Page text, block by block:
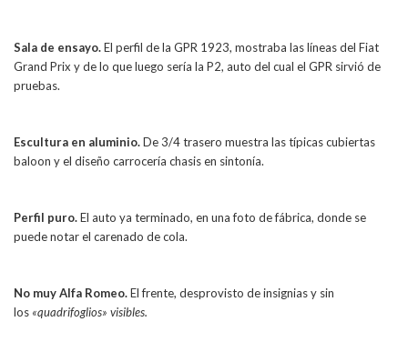
Sala de ensayo.El perfil de la GPR 1923, mostraba las líneas del Fiat
Grand Prix y de lo que luego sería la P2, auto del cual el GPR sirvió de
pruebas.
Escultura en aluminio.De 3/4 trasero muestra las típicas cubiertas
baloon y el diseño carrocería chasis en sintonía.
Perfil puro.El auto ya terminado, en una foto de fábrica, donde se
puede notar el carenado de cola.
No muy Alfa Romeo.El frente, desprovisto de insignias y sin
los «quadrifoglios» visibles.